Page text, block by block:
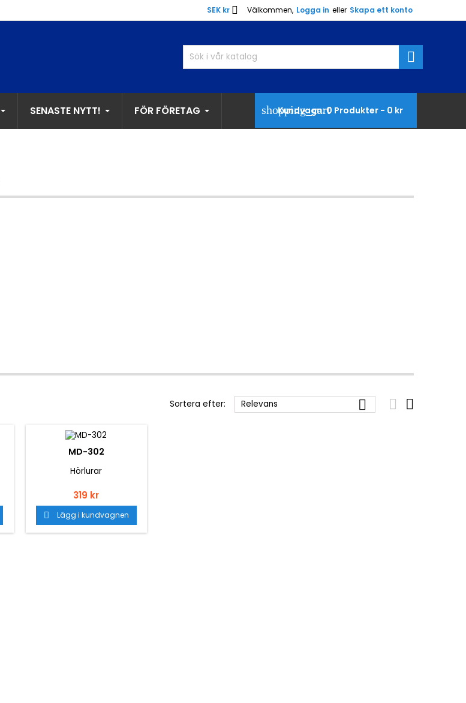
Välkommen, Logga in eller Skapa ett konto
SEK kr 

SENASTE NYTT! FÖR FÖRETAG shopping_cart
Kundvagn:0 Produkter - 0 kr
Sortera efter: Relevans   
MD-302
Hörlurar
Pris
319 kr
 Lägg i kundvagnen